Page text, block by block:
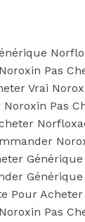
Type
hit
enter
Noroxin Pas
Vrai
Pas
Pour
Pas